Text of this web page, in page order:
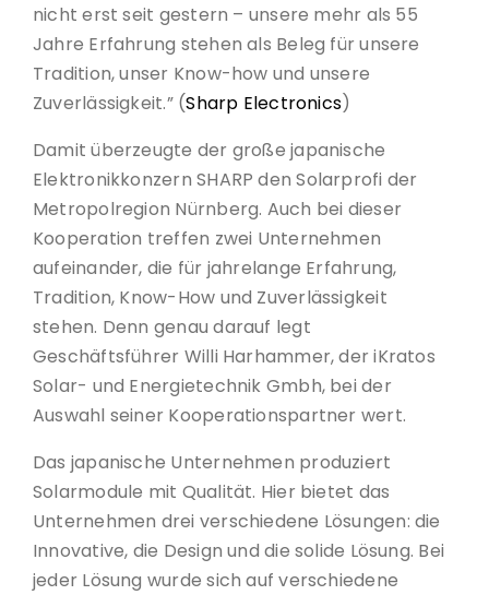
nicht erst seit gestern – unsere mehr als 55
Jahre Erfahrung stehen als Beleg für unsere
Tradition, unser Know-how und unsere
Zuverlässigkeit.” (Sharp Electronics)
Damit überzeugte der große japanische
Elektronikkonzern SHARP den Solarprofi der
Metropolregion Nürnberg. Auch bei dieser
Kooperation treffen zwei Unternehmen
aufeinander, die für jahrelange Erfahrung,
Tradition, Know-How und Zuverlässigkeit
stehen. Denn genau darauf legt
Geschäftsführer Willi Harhammer, der iKratos
Solar- und Energietechnik Gmbh, bei der
Auswahl seiner Kooperationspartner wert.
Das japanische Unternehmen produziert
Solarmodule mit Qualität. Hier bietet das
Unternehmen drei verschiedene Lösungen: die
Innovative, die Design und die solide Lösung. Bei
jeder Lösung wurde sich auf verschiedene